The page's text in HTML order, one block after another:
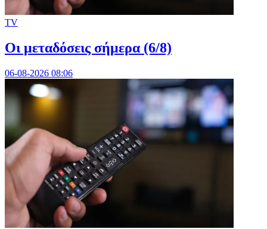
TV
Οι μεταδόσεις σήμερα (6/8)
06-08-2026 08:06